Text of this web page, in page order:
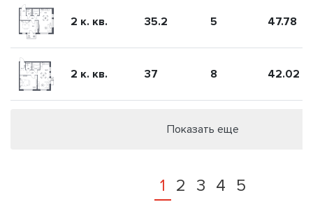
2 к. кв. 35.2 5 47.78
2 к. кв. 37 8 42.02
Показать еще
1 2 3 4 5